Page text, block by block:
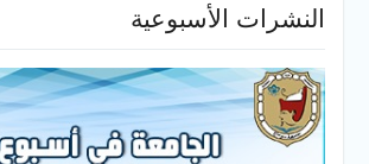
النشرات الأسبوعية